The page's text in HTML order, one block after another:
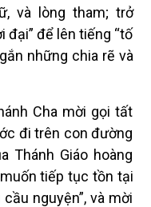
và lòng tham; trở
đại” để lên tiếng “tố
những chia rẽ và
Cha mời gọi tất
đi trên con đường
Thánh Giáo hoàng
tiếp tục tồn tại
nguyện”, và mời